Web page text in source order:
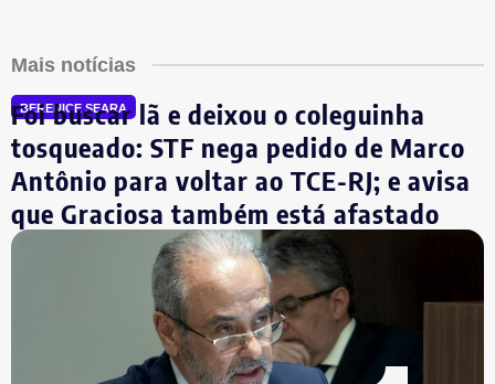
Mais notícias
BERENICE SEARA
Foi buscar lã e deixou o coleguinha
tosqueado: STF nega pedido de Marco
Antônio para voltar ao TCE-RJ; e avisa
que Graciosa também está afastado